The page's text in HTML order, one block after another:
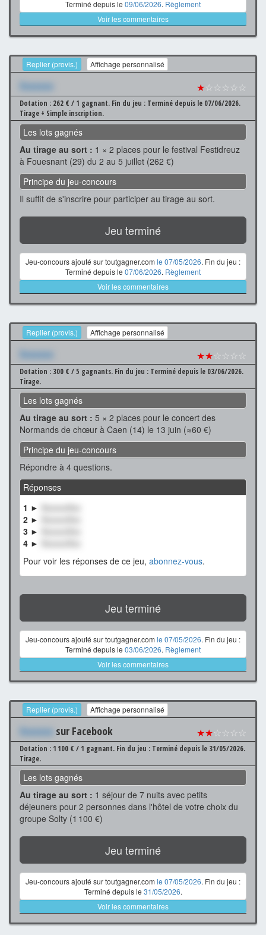
Terminé depuis le 09/06/2026. Règlement
Voir les commentaires
Replier (provis.) Affichage personnalisé
Xxxxxxx ★☆☆☆☆☆
Dotation : 262 € / 1 gagnant. Fin du jeu : Terminé depuis le 07/06/2026.
Tirage + Simple inscription.
Les lots gagnés
Au tirage au sort : 1 × 2 places pour le festival Festidreuz
à Fouesnant (29) du 2 au 5 juillet (262 €)
Principe du jeu-concours
Il suffit de s'inscrire pour participer au tirage au sort.
Jeu terminé
Jeu-concours ajouté sur toutgagner.com le 07/05/2026. Fin du jeu :
Terminé depuis le 07/06/2026. Règlement
Voir les commentaires
Replier (provis.) Affichage personnalisé
Xxxxxxx ★★☆☆☆☆
Dotation : 300 € / 5 gagnants. Fin du jeu : Terminé depuis le 03/06/2026.
Tirage.
Les lots gagnés
Au tirage au sort : 5 × 2 places pour le concert des
Normands de chœur à Caen (14) le 13 juin (≈60 €)
Principe du jeu-concours
Répondre à 4 questions.
Réponses
1 ►
XxxxxxXxx
2 ►
3 ►
4 ►
Pour voir les réponses de ce jeu, abonnez-vous.
Jeu terminé
Jeu-concours ajouté sur toutgagner.com le 07/05/2026. Fin du jeu :
Terminé depuis le 03/06/2026. Règlement
Voir les commentaires
Replier (provis.) Affichage personnalisé
Xxxxxxx sur Facebook ★★☆☆☆☆
Dotation : 1 100 € / 1 gagnant. Fin du jeu : Terminé depuis le 31/05/2026.
Tirage.
Les lots gagnés
Au tirage au sort : 1 séjour de 7 nuits avec petits
déjeuners pour 2 personnes dans l'hôtel de votre choix du
groupe Solty (1 100 €)
Jeu terminé
Jeu-concours ajouté sur toutgagner.com le 07/05/2026. Fin du jeu :
Terminé depuis le 31/05/2026.
Voir les commentaires